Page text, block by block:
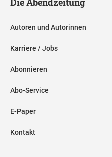
Autoren und Autorinnen
Karriere / Jobs
Abonnieren
Abo-Service
E-Paper
Kontakt